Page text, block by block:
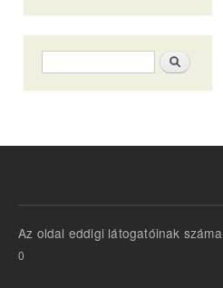
Keresés űrlap Keresés
Az oldal eddigi látogatóinak száma
0